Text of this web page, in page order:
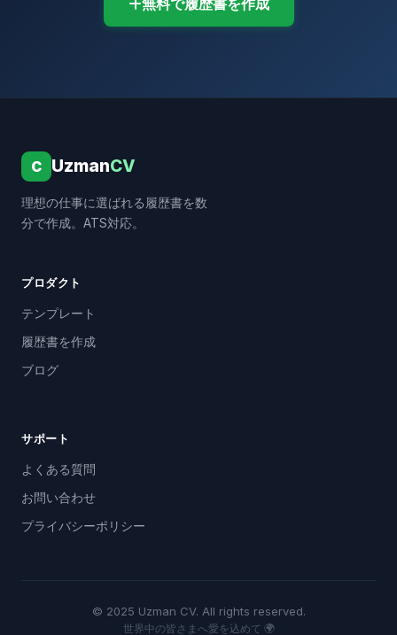
無料で履歴書を作成
C UzmanCV
理想の仕事に選ばれる履歴書を数
分で作成。ATS対応。
プロダクト
テンプレート
履歴書を作成
ブログ
サポート
よくある質問
お問い合わせ
プライバシーポリシー
© 2025 Uzman CV. All rights reserved.
世界中の皆さまへ愛を込めて 🌍